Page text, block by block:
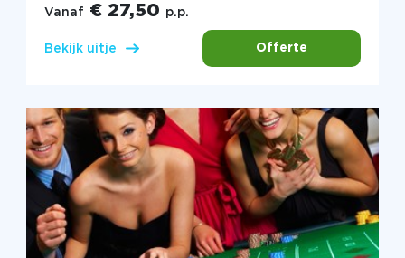
Vanaf € 27,50 p.p.
Bekijk uitje Offerte